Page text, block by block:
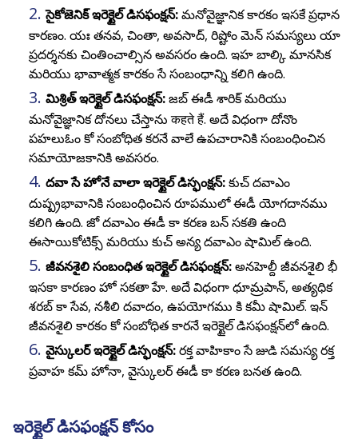
సైకోజెనిక్ ఇరెక్టైల్ డిసఫంక్షన్:మనోవైజ్ఞానిక కారకం ఇసకే ప్రధాన
కారణం. యః తనవ, చింతా, అవసాద్, రిష్టోం మెన్ సమస్యలు యా
ప్రదర్శనకు చింతించాల్సిన అవసరం ఉంది. ఇహ బాల్కి మానసిక
మరియు భావాత్మక కారకం సే సంబంధాన్ని కలిగి ఉంది.
మిశ్రిత్ ఇరెక్టైల్ డిసఫంక్షన్:జబ్ ఈడీ శారిక్ మరియు
మనోవైజ్ఞానిక దోనలు చేస్తాను कहते हैं. అదే విధంగా దోనొం
పహలుఓం కో సంబోధిత కరనే వాలే ఉపచారానికి సంబంధించిన
సమాయోజకానికి అవసరం.
దవా సే హోనే వాలా ఇరెక్టైల్ డిస్ఫంక్షన్:కుచ్ దవాఎం
దుష్ప్రభావానికి సంబంధించిన రూపములో ఈడీ యోగదానము
కలిగి ఉంది. జో దవాఎం ఈడీ కా కరణ బన్ సకతి ఉంది
ఈసాయికోటిక్స్ మరియు కుచ్ అన్య దవాఎం షామిల్ ఉంది.
జీవనశైలి సంబంధిత ఇరెక్టైల్ డిసఫంక్షన్:అనహెల్దీ జీవనశైలి భీ
ఇసకా కారణం హో సకతా హే. అదే విధంగా ధూమ్రపాన్, అత్యధిక
శరబ్ కా సేవ, నశీలి దవాదం, ఉపయోగము కి కమీ షామిల్. ఇన్
జీవనశైలి కారకం కో సంబోధిత కారనే ఇరెక్టైల్ డిసఫంక్షన్‌లో ఉంది.
వైస్కులర్ ఇరెక్టైల్ డిస్ఫంక్షన్:రక్త వాహికాం సే జుడి సమస్య రక్త
ప్రవాహ కమ్ హోనా, వైస్కులర్ ఈడీ కా కరణ బనత ఉంది.
ఇరెక్టైల్ డిసఫంక్షన్ కోసం